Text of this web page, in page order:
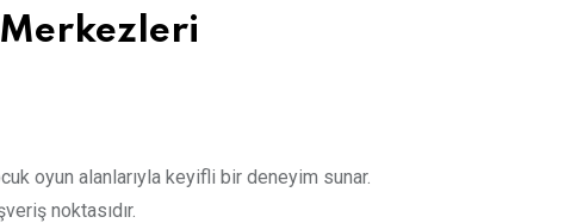
Merkezleri
oyun alanlarıyla keyifli bir deneyim sunar.
noktasıdır.